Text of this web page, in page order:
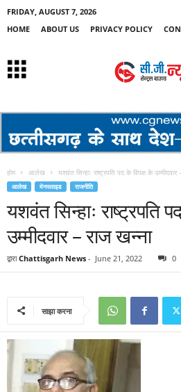
FRIDAY, AUGUST 7, 2026
HOME
ABOUT US PRIVACY POLICY
होम आलेख यशवंत सिन्हाः राष्ट्रपति पद के विपक्ष के उम्मीदवार
आलेख मेनस्लाइड राजनीति
यशवंत सिन्हाः राष्ट्रपति
उम्मीदवार – राज खन्ना
द्वारा Chattisgarh News - June 21, 2022 0
साझा करना